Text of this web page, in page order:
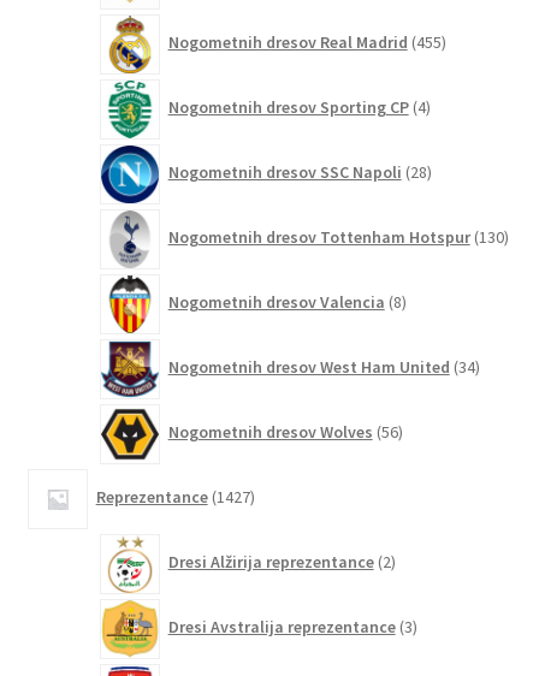
Nogometnih dresov Real Madrid 455izdelkov
Nogometnih dresov Sporting CP 4izdelki
Nogometnih dresov SSC Napoli 28izdelkov
Nogometnih dresov Tottenham Hotspur 130
Nogometnih dresov Valencia 8izdelkov
Nogometnih dresov West Ham United 34izdelkov
Nogometnih dresov Wolves 56izdelkov
Reprezentance 1427izdelkov
Dresi Alžirija reprezentance 2izdelka
Dresi Avstralija reprezentance 3izdelki